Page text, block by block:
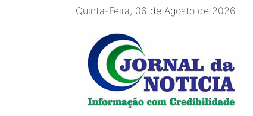
Quinta-Feira, 06 de Agosto de 2026